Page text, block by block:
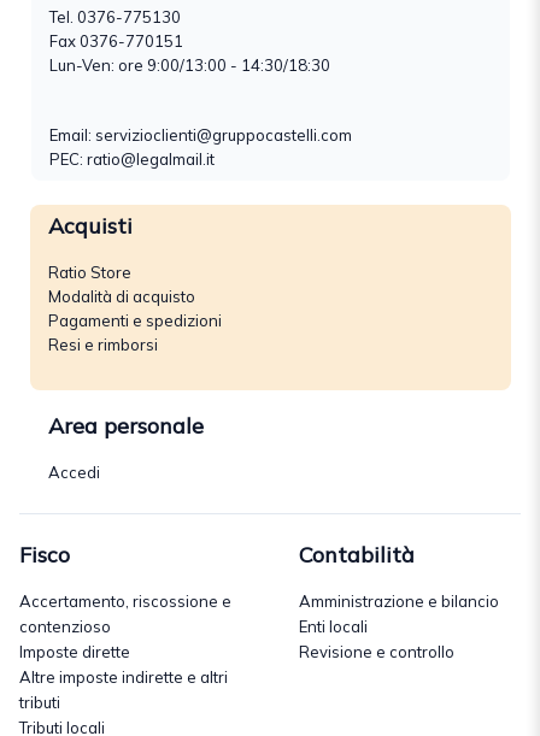
Tel. 0376-775130
Fax 0376-770151
Lun-Ven: ore 9:00/13:00 - 14:30/18:30
Email: servizioclienti@gruppocastelli.com
PEC: ratio@legalmail.it
Acquisti
Ratio Store
Modalità di acquisto
Pagamenti e spedizioni
Resi e rimborsi
Area personale
Accedi
Fisco
Accertamento, riscossione e
contenzioso
Imposte dirette
Altre imposte indirette e altri
tributi
Tributi locali
Contabilità
Amministrazione e bilancio
Enti locali
Revisione e controllo